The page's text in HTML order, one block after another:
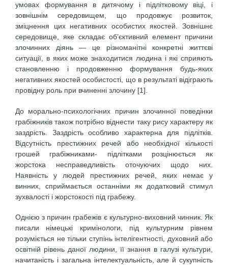
умовах формування в дитячому і підлітковому віці, і
зовнішнім середовищем, що продовжує розвиток,
зміцнення цих негативних особистих якостей. Зовнішнє
середовище, яке складає об’єктивний елемент причини
злочинних діянь — це різноманітні конкретні життєві
ситуації, в яких може знаходитися людина і які сприяють
становленню і продовженню формування будь-яких
негативних якостей особистості, що в результаті відіграють
провідну роль при вчиненні злочину [1].
До морально-психологічних причин злочинної поведінки
грабіжників також потрібно віднести таку рису характеру як
заздрість. Заздрість особливо характерна для підлітків.
Відсутність престижних речей або необхідної кількості
грошей грабіжниками- підлітками розцінюється як
жорстока несправедливість оточуючих щодо них.
Наявність у людей престижних речей, яких немає у
винних, сприймається останніми як додатковий стимул
зухвалості і жорстокості під грабежу.
Однією з причин грабежів є культурно-виховний чинник. Як
писали німецькі кримінологи, під культурним рівнем
розуміється не тільки ступінь інтелігентності, духовний або
освітній рівень даної людини, її знання в галузі культури,
начитаність і загальна інтелектуальність, але й сукупність